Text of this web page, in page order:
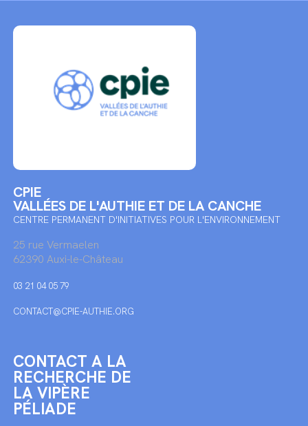
CPIE
VALLÉES DE L'AUTHIE ET DE LA CANCHE
CENTRE PERMANENT D'INITIATIVES POUR L'ENVIRONNEMENT
25 rue Vermaelen
62390 Auxi-le-Château
03 21 04 05 79
CONTACT@CPIE-AUTHIE.ORG
CONTACT A LA
RECHERCHE DE
LA VIPÈRE
PÉLIADE